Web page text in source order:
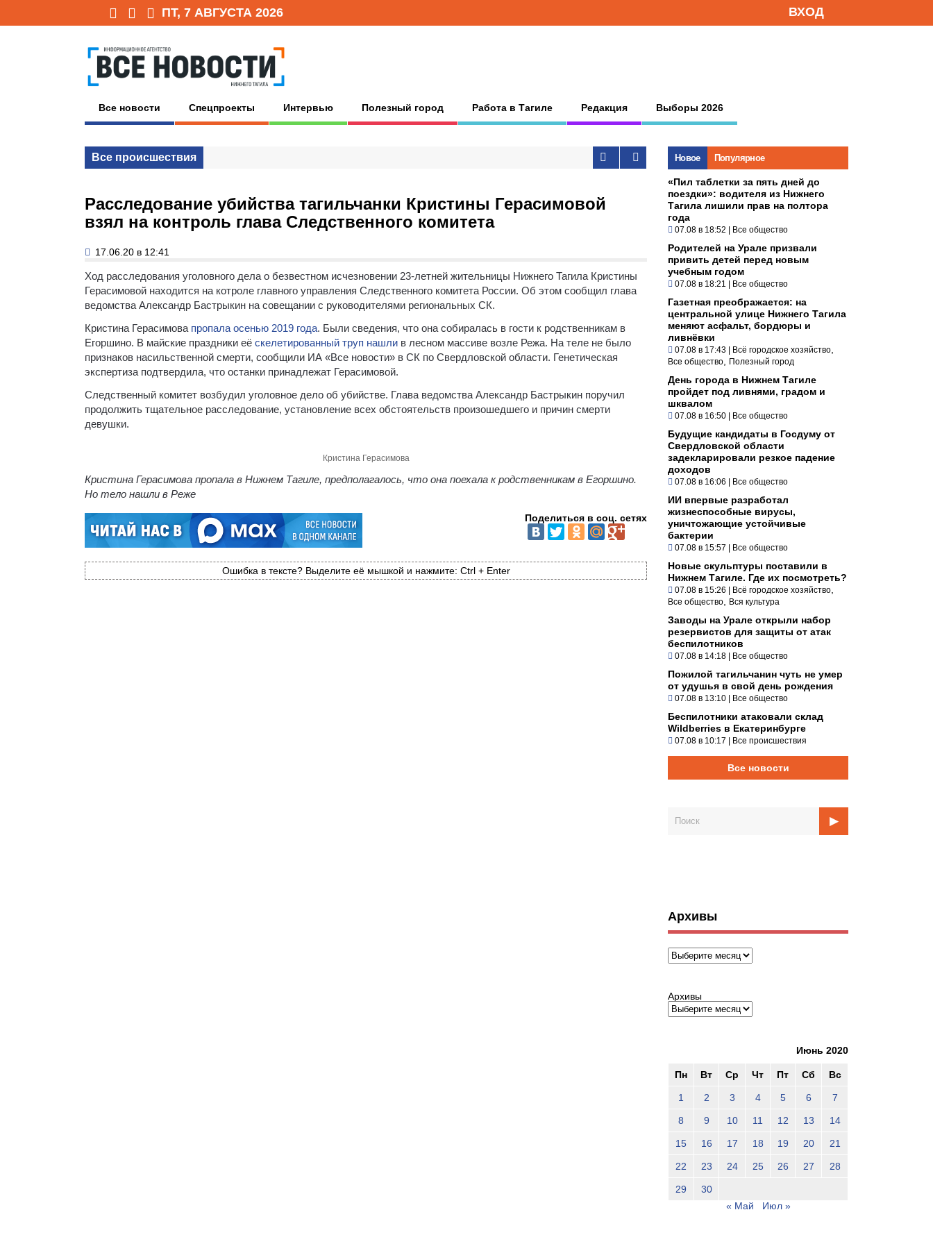
ПТ, 7 АВГУСТА 2026 ВХОД
Все новости Спецпроекты Интервью Полезный город Работа в Тагиле Редакция Выборы 2026
Все происшествия
Расследование убийства тагильчанки Кристины Герасимовой
взял на контроль глава Следственного комитета
17.06.20 в 12:41
Ход расследования уголовного дела о безвестном исчезновении 23-летней жительницы Нижнего Тагила Кристины
Герасимовой находится на котроле главного управления Следственного комитета России. Об этом сообщил глава
ведомства Александр Бастрыкин на совещании с руководителями региональных СК.
Кристина Герасимова пропала осенью 2019 года. Были сведения, что она собиралась в гости к родственникам в
Егоршино. В майские праздники её скелетированный труп нашли в лесном массиве возле Режа. На теле не было
признаков насильственной смерти, сообщили ИА «Все новости» в СК по Свердловской области. Генетическая
экспертиза подтвердила, что останки принадлежат Герасимовой.
Следственный комитет возбудил уголовное дело об убийстве. Глава ведомства Александр Бастрыкин поручил
продолжить тщательное расследование, установление всех обстоятельств произошедшего и причин смерти
девушки.
Кристина Герасимова
Кристина Герасимова пропала в Нижнем Тагиле, предполагалось, что она поехала к родственникам в Егоршино.
Но тело нашли в Реже
Поделиться в соц. сетях
Ошибка в тексте? Выделите её мышкой и нажмите: Ctrl + Enter
Новое Популярное
«Пил таблетки за пять дней до
поездки»: водителя из Нижнего
Тагила лишили прав на полтора
года
07.08 в 18:52 | Все общество
Родителей на Урале призвали
привить детей перед новым
учебным годом
07.08 в 18:21 | Все общество
Газетная преображается: на
центральной улице Нижнего Тагила
меняют асфальт, бордюры и
ливнёвки
07.08 в 17:43 | Всё городское хозяйство
Все общество Полезный город
День города в Нижнем Тагиле
пройдет под ливнями, градом и
шквалом
07.08 в 16:50 | Все общество
Будущие кандидаты в Госдуму от
Свердловской области
задекларировали резкое падение
доходов
07.08 в 16:06 | Все общество
ИИ впервые разработал
жизнеспособные вирусы,
уничтожающие устойчивые
бактерии
07.08 в 15:57 | Все общество
Новые скульптуры поставили в
Нижнем Тагиле. Где их посмотреть?
07.08 в 15:26 | Всё городское хозяйство
Все общество Вся культура
Заводы на Урале открыли набор
резервистов для защиты от атак
беспилотников
07.08 в 14:18 | Все общество
Пожилой тагильчанин чуть не умер
от удушья в свой день рождения
07.08 в 13:10 | Все общество
Беспилотники атаковали склад
Wildberries в Екатеринбурге
07.08 в 10:17 | Все происшествия
Все новости
Архивы
Архивы
Архивы
Июнь 2020
Пн Вт Ср Чт Пт Сб Вс
1 2 3 4 5 6 7
8 9 10 11 12 13 14
15 16 17 18 19 20 21
22 23 24 25 26 27 28
29
30
« Май
Июл »